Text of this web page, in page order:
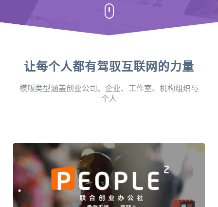
让每个人都有驾驭互联网的力量
模版类型涵盖创业公司、企业、工作室、机构组织与
个人